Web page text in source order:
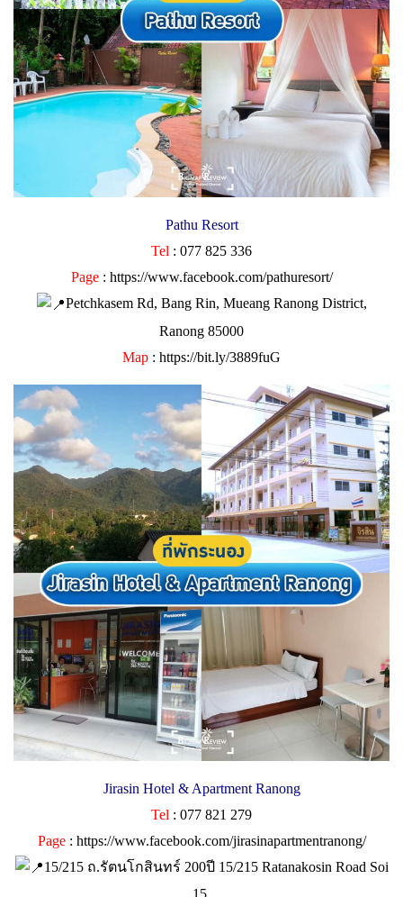
Pathu Resort
Tel : 077 825 336
Page: https://www.facebook.com/pathuresort/
Petchkasem Rd, Bang Rin, Mueang Ranong District,
Ranong 85000
Map : https://bit.ly/3889fuG
Jirasin Hotel & Apartment Ranong
Tel : 077 821 279
Page: https://www.facebook.com/jirasinapartmentranong/
15/215 ถ.รัตนโกสินทร์ 200ปี 15/215 Ratanakosin Road Soi
15,